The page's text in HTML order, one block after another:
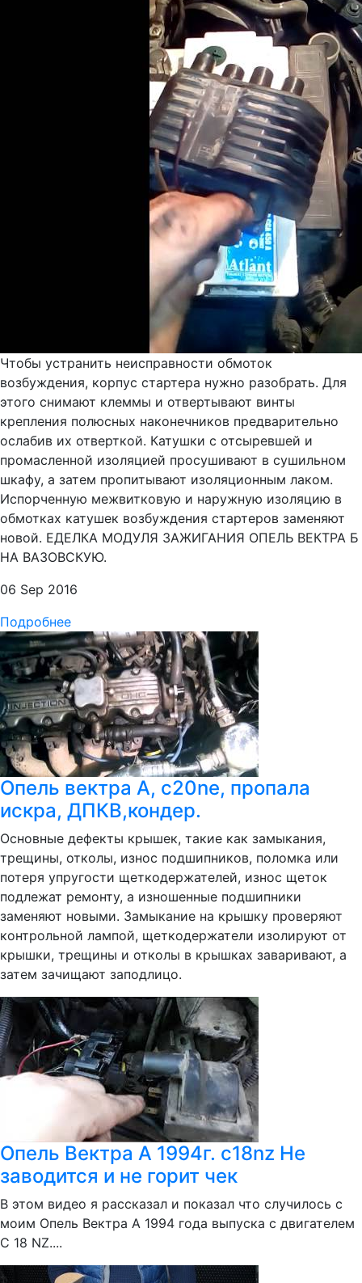
Чтобы устранить неисправности обмоток
возбуждения, корпус стартера нужно разобрать. Для
этого снимают клеммы и отвертывают винты
крепления полюсных наконечников предварительно
ослабив их отверткой. Катушки с отсыревшей и
промасленной изоляцией просушивают в сушильном
шкафу, а затем пропитывают изоляционным лаком.
Испорченную межвитковую и наружную изоляцию в
обмотках катушек возбуждения стартеров заменяют
новой. ЕДЕЛКА МОДУЛЯ ЗАЖИГАНИЯ ОПЕЛЬ ВЕКТРА Б
НА ВАЗОВСКУЮ.
06 Sep 2016
Подробнее
Опель вектра А, c20ne, пропала
искра, ДПКВ,кондер.
Основные дефекты крышек, такие как замыкания,
трещины, отколы, износ подшипников, поломка или
потеря упругости щеткодержателей, износ щеток
подлежат ремонту, а изношенные подшипники
заменяют новыми. Замыкание на крышку проверяют
контрольной лампой, щеткодержатели изолируют от
крышки, трещины и отколы в крышках заваривают, а
затем зачищают заподлицо.
Опель Вектра А 1994г. c18nz Не
заводится и не горит чек
В этом видео я рассказал и показал что случилось с
моим Опель Вектра А 1994 года выпуска с двигателем
C 18 NZ....